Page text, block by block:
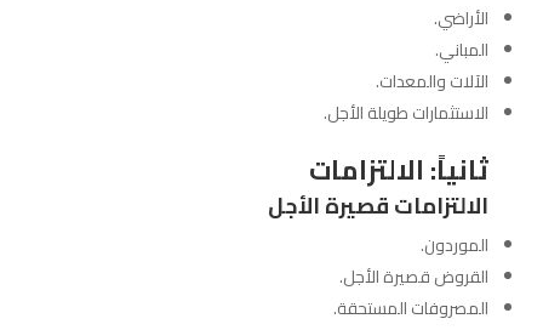
الأراضي.
المباني.
الآلات والمعدات.
الاستثمارات طويلة الأجل.
ثانياً: الالتزامات
الالتزامات قصيرة الأجل
الموردون.
القروض قصيرة الأجل.
المصروفات المستحقة.